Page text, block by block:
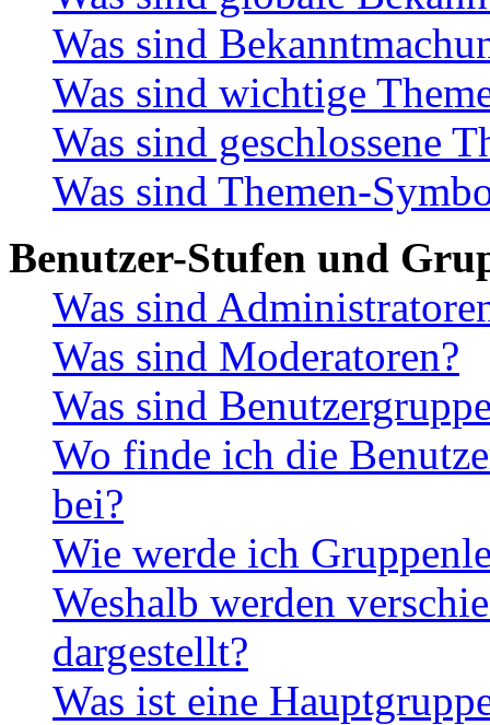
Was sind
Was sind wichtige
Was sind geschlossene
Was sind Themen-
Benutzer-Stufen und
Was sind
Was sind Moderatoren?
Was sind
Wo finde ich die
bei?
Wie werde ich
Weshalb werden
dargestellt?
Was ist eine